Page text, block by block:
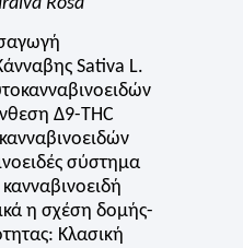
Sativa L.
Δ9-THC
σύστημα
η σχέση δομής-
Κλασική